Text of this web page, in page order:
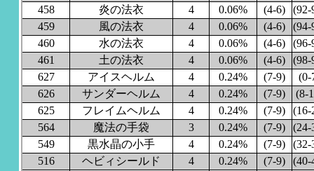
458
炎の法衣 4 0.06% (4-6)
(92-
459
風の法衣 4 0.06% (4-6)
(94-
460
水の法衣 4 0.06% (4-6)
(96-
461
土の法衣 4 0.06% (4-6)
(98-
627
アイスヘルム 4 0.24% (7-9)
(0-
626
サンダーヘルム 4 0.24% (7-9)
(8-
625
フレイムヘルム 4 0.24% (7-9)
(16-
564
魔法の手袋 3 0.24% (7-9)
(24-
549
黒水晶の小手 4 0.24% (7-9)
(32-
516
ヘビィシールド 4 0.24% (7-9)
(40-